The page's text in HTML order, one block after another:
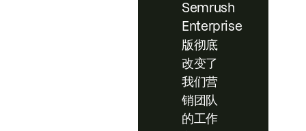
Semrush
Enterprise
版彻底
改变了
我们营
销团队
的工作